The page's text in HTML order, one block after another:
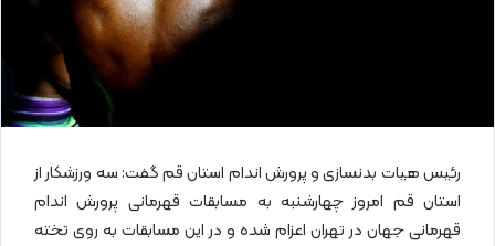
رئیس هیات بدنسازی و پرورش اندام استان قم گفت: سه ورزشکار از
استان قم امروز چهارشنبه به مسابقات قهرمانی پرورش اندام
قهرمانی جهان در تهران اعزام شده و در این مسابقات به روی تخته